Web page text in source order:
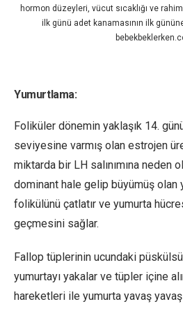
hormon düzeyleri, vücut sıcaklığı ve
ilk günü adet kanamasının ilk
Yumurtlama:
Foliküler dönemin yaklaşık 14.
seviyesine varmış olan estrojen
miktarda bir LH salınımına neden
dominant hale gelip büyümüş olan
folikülünü çatlatır ve yumurta
geçmesini sağlar.
Fallop tüplerinin ucundaki
yumurtayı yakalar ve tüpler içine
hareketleri ile yumurta yavaş